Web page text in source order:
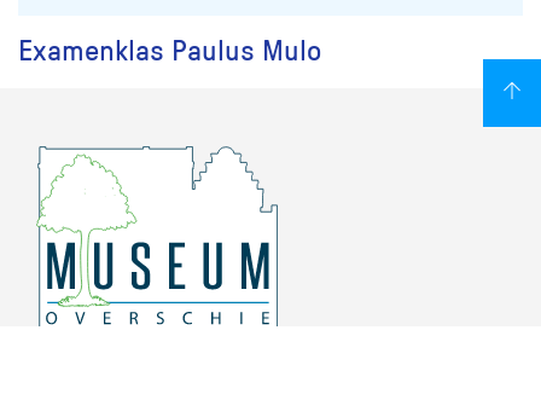
Examenklas Paulus Mulo